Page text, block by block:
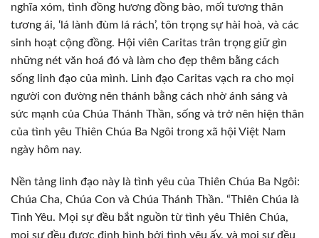
nghĩa xóm, tình đồng hương đồng bào, mối tương thân
tương ái, ‘lá lành đùm lá rách’, tôn trọng sự hài hoà, và các
sinh hoạt cộng đồng. Hội viên Caritas trân trọng giữ gìn
những nét văn hoá đó và làm cho đẹp thêm bằng cách
sống linh đạo của mình. Linh đạo Caritas vạch ra cho mọi
người con đường nên thánh bằng cách nhờ ánh sáng và
sức mạnh của Chúa Thánh Thần, sống và trở nên hiện thân
của tình yêu Thiên Chúa Ba Ngôi trong xã hội Việt Nam
ngày hôm nay.
Nền tảng linh đạo này là tình yêu của Thiên Chúa Ba Ngôi:
Chúa Cha, Chúa Con và Chúa Thánh Thần. “Thiên Chúa là
Tình Yêu. Mọi sự đều bắt nguồn từ tình yêu Thiên Chúa,
mọi sự đều được định hình bởi tình yêu ấy, và mọi sự đều